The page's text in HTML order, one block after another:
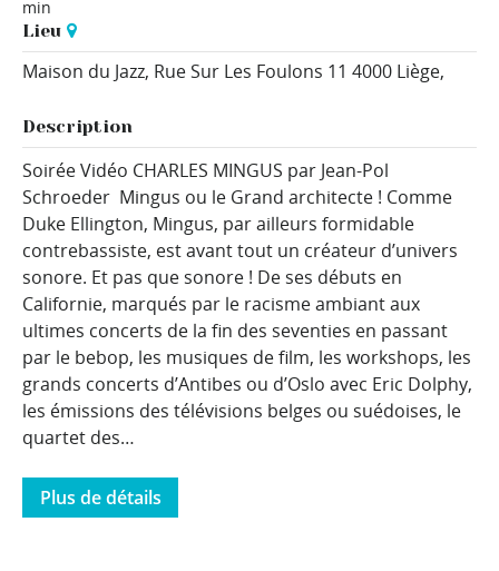
min
Lieu
Maison du Jazz, Rue Sur Les Foulons 11 4000 Liège,
Description
Soirée Vidéo CHARLES MINGUS par Jean-Pol
Schroeder Mingus ou le Grand architecte ! Comme
Duke Ellington, Mingus, par ailleurs formidable
contrebassiste, est avant tout un créateur d’univers
sonore. Et pas que sonore ! De ses débuts en
Californie, marqués par le racisme ambiant aux
ultimes concerts de la fin des seventies en passant
par le bebop, les musiques de film, les workshops, les
grands concerts d’Antibes ou d’Oslo avec Eric Dolphy,
les émissions des télévisions belges ou suédoises, le
quartet des…
Plus de détails